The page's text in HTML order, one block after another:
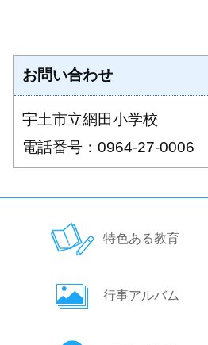
お問い合わせ
宇土市立網田小学校
電話番号：0964-27-0006
特色ある教育
行事アルバム